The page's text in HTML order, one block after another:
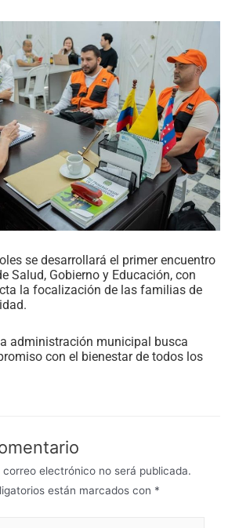
se desarrollará el primer encuentro
Salud, Gobierno y Educación, con
la focalización de las familias de
administración municipal busca
con el bienestar de todos los
electrónico no será publicada.
están marcados con *